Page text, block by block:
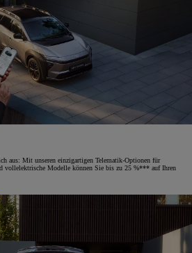
aus: Mit unseren einzigartigen Telematik-Optionen für
vollelektrische Modelle können Sie bis zu 25 %*** auf Ihren